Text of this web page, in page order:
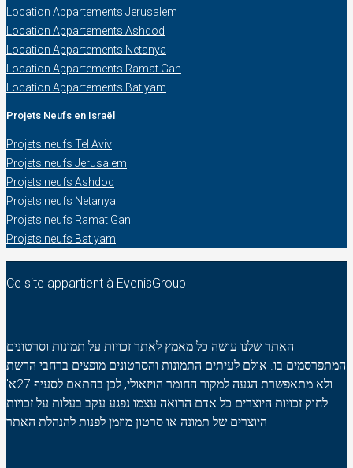
Location Appartements Jerusalem
Location Appartements Ashdod
Location Appartements Netanya
Location Appartements Ramat Gan
Location Appartements Bat yam
Projets Neufs en Israël
Projets neufs Tel Aviv
Projets neufs Jerusalem
Projets neufs Ashdod
Projets neufs Netanya
Projets neufs Ramat Gan
Projets neufs Bat yam
Ce site appartient à EvenisGroup
האתר שלנו עושה כל מאמץ לאתר זכויות על תמונות וסרטונים
המתפרסמים בו. אולם לעיתים התמונות והסרטונים מופצים ברחבי הרשת
ולא מתאפשרת הגעה למקור החומר הויזאולי, לכן בהתאם לסעיף 27א'
לחוק זכויות היוצרים כל אדם הרואה עצמו נפגע עקב בעלות על זכויות
היוצרים של תמונה או סרטון מוזמן לפנות להנהלת האתר